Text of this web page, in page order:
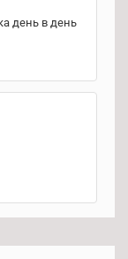
день в день